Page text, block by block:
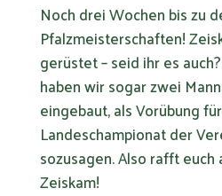
Noch drei Wochen bis zu
Pfalzmeisterschaften!
gerüstet – seid ihr es
haben wir sogar zwei
eingebaut, als Vorübung
Landeschampionat der
sozusagen. Also rafft euch
Zeiskam!